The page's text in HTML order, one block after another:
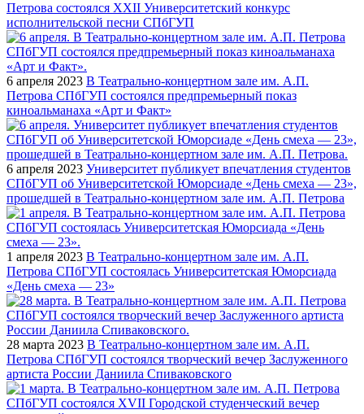
Петрова состоялся XXII Университетский конкурс
исполнительской песни СПбГУП
6 апреля 2023 В Театрально-концертном зале им. А.П.
Петрова СПбГУП состоялся предпремьерный показ
киноальманаха «Арт и Факт»
6 апреля 2023 Университет публикует впечатления студентов
СПбГУП об Университетской Юморсиаде «День смеха — 23»,
прошедшей в Театрально-концертном зале им. А.П. Петрова
1 апреля 2023 В Театрально-концертном зале им. А.П.
Петрова СПбГУП состоялась Университетская Юморсиада
«День смеха — 23»
28 марта 2023 В Театрально-концертном зале им. А.П.
Петрова СПбГУП состоялся творческий вечер Заслуженного
артиста России Даниила Спиваковского